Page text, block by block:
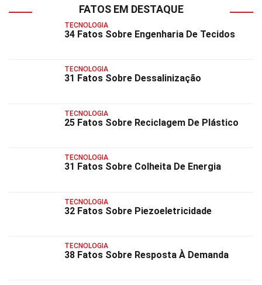
FATOS EM DESTAQUE
TECNOLOGIA
34 Fatos Sobre Engenharia De Tecidos
TECNOLOGIA
31 Fatos Sobre Dessalinização
TECNOLOGIA
25 Fatos Sobre Reciclagem De Plástico
TECNOLOGIA
31 Fatos Sobre Colheita De Energia
TECNOLOGIA
32 Fatos Sobre Piezoeletricidade
TECNOLOGIA
38 Fatos Sobre Resposta À Demanda